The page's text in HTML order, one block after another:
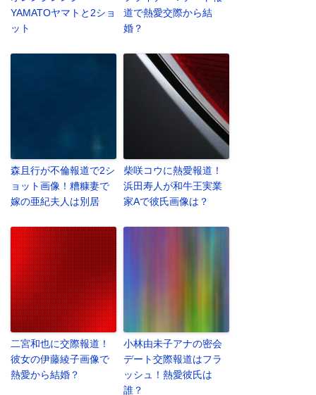
YAMATOヤマトと2ショ
ット
道で熱愛交際から結
婚？
森且行が不倫報道で2シ
ョット画像！糟糠妻で
嫁の亜紀夫人は別居
柴咲コウに熱愛報道！
浜田寿人が和牛王実業
家Aで彼氏画像は？
二宮和也に交際報道！
彼女の伊藤綾子画像で
熱愛から結婚？
小林由未子アナの密会
デート交際報道はフラ
ッシュ！熱愛彼氏は
誰？